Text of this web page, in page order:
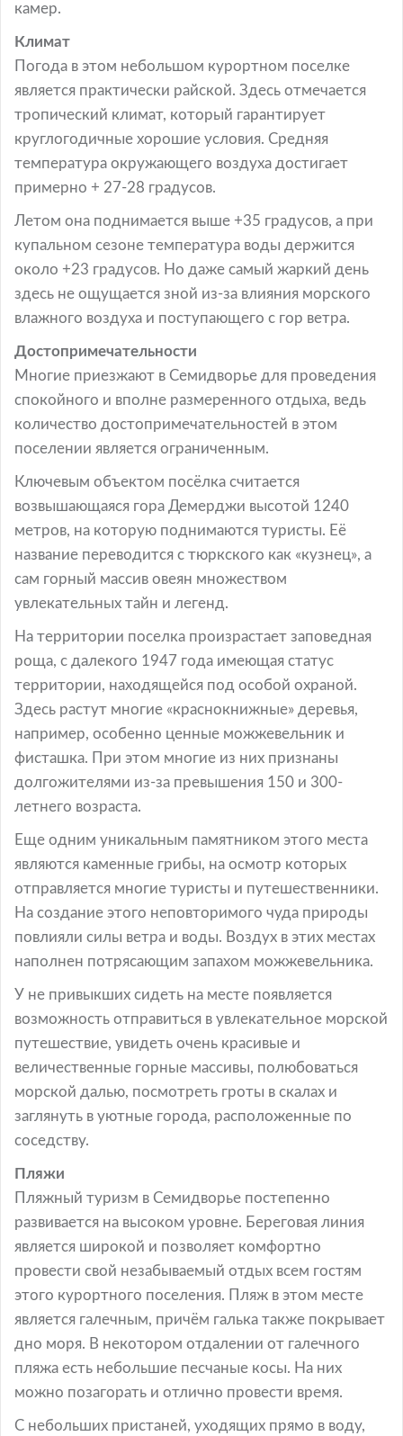
камер.
Климат
Погода в этом небольшом курортном поселке
является практически райской. Здесь отмечается
тропический климат, который гарантирует
круглогодичные хорошие условия. Средняя
температура окружающего воздуха достигает
примерно + 27-28 градусов.
Летом она поднимается выше +35 градусов, а при
купальном сезоне температура воды держится
около +23 градусов. Но даже самый жаркий день
здесь не ощущается зной из-за влияния морского
влажного воздуха и поступающего с гор ветра.
Достопримечательности
Многие приезжают в Семидворье для проведения
спокойного и вполне размеренного отдыха, ведь
количество достопримечательностей в этом
поселении является ограниченным.
Ключевым объектом посёлка считается
возвышающаяся гора Демерджи высотой 1240
метров, на которую поднимаются туристы. Её
название переводится с тюркского как «кузнец», а
сам горный массив овеян множеством
увлекательных тайн и легенд.
На территории поселка произрастает заповедная
роща, с далекого 1947 года имеющая статус
территории, находящейся под особой охраной.
Здесь растут многие «краснокнижные» деревья,
например, особенно ценные можжевельник и
фисташка. При этом многие из них признаны
долгожителями из-за превышения 150 и 300-
летнего возраста.
Еще одним уникальным памятником этого места
являются каменные грибы, на осмотр которых
отправляется многие туристы и путешественники.
На создание этого неповторимого чуда природы
повлияли силы ветра и воды. Воздух в этих местах
наполнен потрясающим запахом можжевельника.
У не привыкших сидеть на месте появляется
возможность отправиться в увлекательное морской
путешествие, увидеть очень красивые и
величественные горные массивы, полюбоваться
морской далью, посмотреть гроты в скалах и
заглянуть в уютные города, расположенные по
соседству.
Пляжи
Пляжный туризм в Семидворье постепенно
развивается на высоком уровне. Береговая линия
является широкой и позволяет комфортно
провести свой незабываемый отдых всем гостям
этого курортного поселения. Пляж в этом месте
является галечным, причём галька также покрывает
дно моря. В некотором отдалении от галечного
пляжа есть небольшие песчаные косы. На них
можно позагорать и отлично провести время.
С небольших пристаней, уходящих прямо в воду,